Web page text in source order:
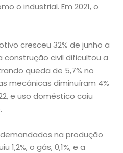
o industrial. Em 2021, o
cresceu 32% de junho a
construção civil dificultou a
queda de 5,7% no
mecânicas diminuíram 4%
e uso doméstico caiu
na produção
1,2%, o gás, 0,1%, e a